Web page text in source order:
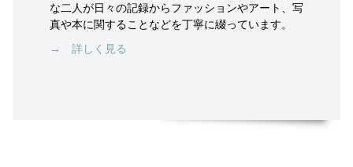
な二人が日々の記録からファッションやアート、写
真や本に関することなどを丁寧に綴っています。
→ 詳しく見る